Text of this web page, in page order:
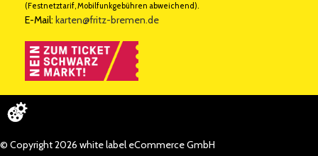
(Festnetztarif, Mobilfunkgebühren abweichend).
E-Mail: karten@fritz-bremen.de
© Copyright 2026 white label eCommerce GmbH